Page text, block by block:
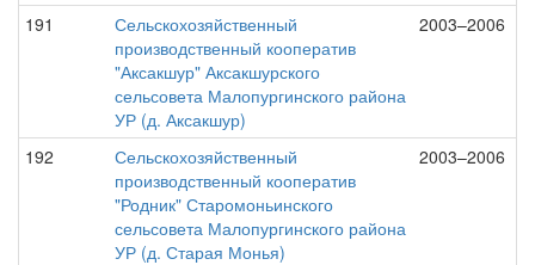
191
Сельскохозяйственный
производственный кооператив
"Аксакшур" Аксакшурского
сельсовета Малопургинского района
УР (д. Аксакшур)
2003–2006
192
Сельскохозяйственный
производственный кооператив
"Родник" Старомоньинского
сельсовета Малопургинского района
УР (д. Старая Монья)
2003–2006